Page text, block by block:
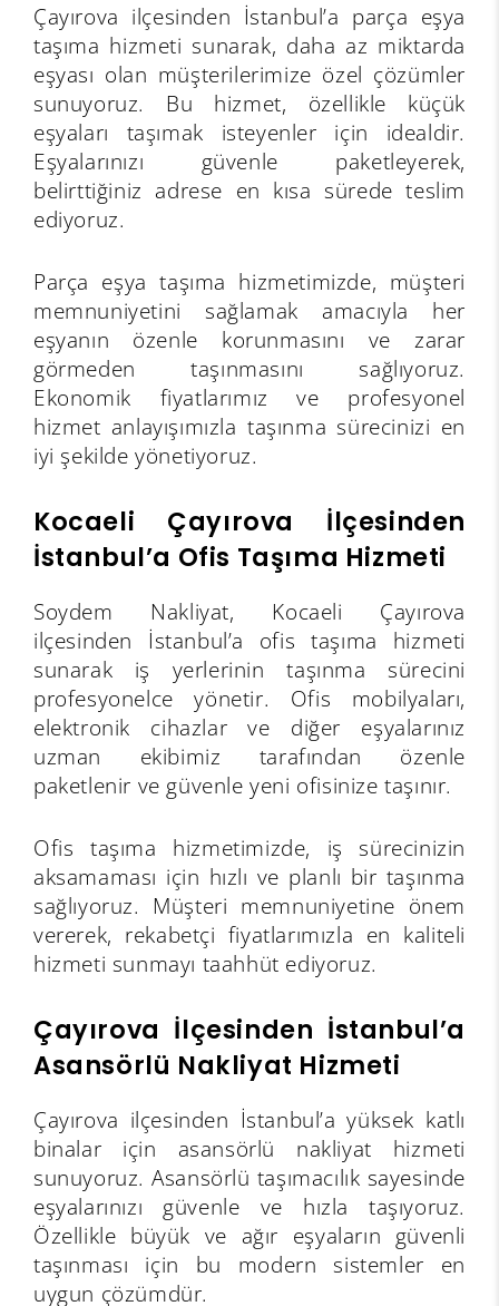
Çayırova ilçesinden İstanbul’a parça eşya
taşıma hizmeti sunarak, daha az miktarda
eşyası olan müşterilerimize özel çözümler
sunuyoruz. Bu hizmet, özellikle küçük
eşyaları taşımak isteyenler için idealdir.
Eşyalarınızı güvenle paketleyerek,
belirttiğiniz adrese en kısa sürede teslim
ediyoruz.
Parça eşya taşıma hizmetimizde, müşteri
memnuniyetini sağlamak amacıyla her
eşyanın özenle korunmasını ve zarar
görmeden taşınmasını sağlıyoruz.
Ekonomik fiyatlarımız ve profesyonel
hizmet anlayışımızla taşınma sürecinizi en
iyi şekilde yönetiyoruz.
Kocaeli Çayırova İlçesinden
İstanbul’a Ofis Taşıma Hizmeti
Soydem Nakliyat, Kocaeli Çayırova
ilçesinden İstanbul’a ofis taşıma hizmeti
sunarak iş yerlerinin taşınma sürecini
profesyonelce yönetir. Ofis mobilyaları,
elektronik cihazlar ve diğer eşyalarınız
uzman ekibimiz tarafından özenle
paketlenir ve güvenle yeni ofisinize taşınır.
Ofis taşıma hizmetimizde, iş sürecinizin
aksamaması için hızlı ve planlı bir taşınma
sağlıyoruz. Müşteri memnuniyetine önem
vererek, rekabetçi fiyatlarımızla en kaliteli
hizmeti sunmayı taahhüt ediyoruz.
Çayırova İlçesinden İstanbul’a
Asansörlü Nakliyat Hizmeti
Çayırova ilçesinden İstanbul’a yüksek katlı
binalar için asansörlü nakliyat hizmeti
sunuyoruz. Asansörlü taşımacılık sayesinde
eşyalarınızı güvenle ve hızla taşıyoruz.
Özellikle büyük ve ağır eşyaların güvenli
taşınması için bu modern sistemler en
uygun çözümdür.